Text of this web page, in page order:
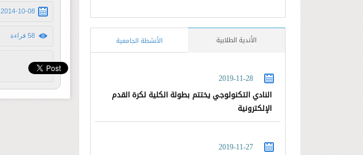
2014-10-08
58 قراءة الأندية الطلابية الأنشطة الجامعية
2019-11-28
النادي التكنولوجي يختتم بطولة الكلية لكرة القدم
الإلكترونية
2019-11-27